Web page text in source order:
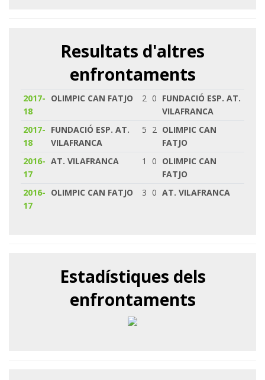
Resultats d'altres
enfrontaments
2017-
18
OLIMPIC CAN FATJO 2 0 FUNDACIÓ ESP. AT.
VILAFRANCA
2017-
18
FUNDACIÓ ESP. AT.
VILAFRANCA
5 2 OLIMPIC CAN
FATJO
2016-
17
AT. VILAFRANCA 1 0 OLIMPIC CAN
FATJO
2016-
17
OLIMPIC CAN FATJO 3 0 AT. VILAFRANCA
Estadístiques dels
enfrontaments